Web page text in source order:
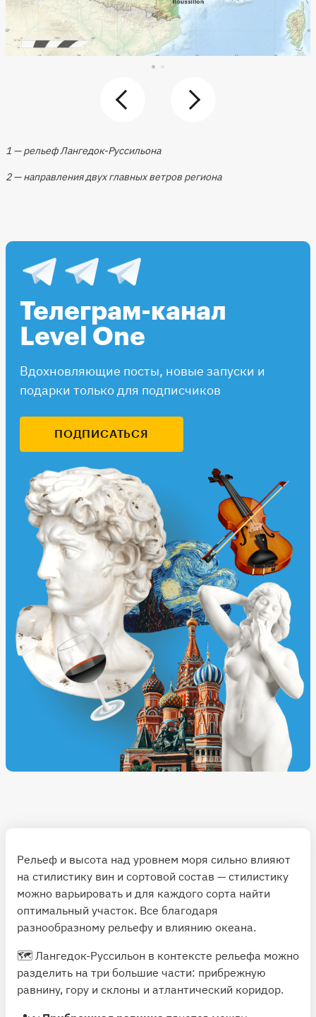
1 — рельеф Лангедок-Руссильона
2 — направления двух главных ветров региона
Телеграм-канал
Level One
Вдохновляющие посты, новые запуски и
подарки только для подписчиков
ПОДПИСАТЬСЯ
Рельеф и высота над уровнем моря сильно влияют
на стилистику вин и сортовой состав — стилистику
можно варьировать и для каждого сорта найти
оптимальный участок. Все благодаря
разнообразному рельефу и влиянию океана.
🗺 Лангедок-Руссильон в контексте рельефа можно
разделить на три большие части: прибрежную
равнину, гору и склоны и атлантический коридор.